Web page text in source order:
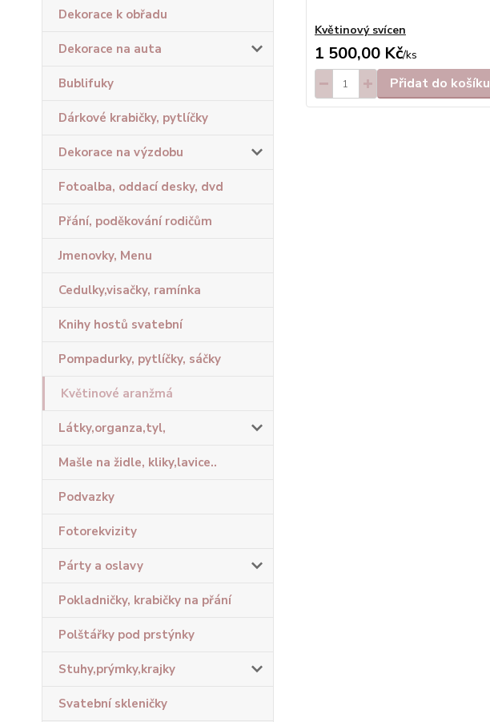
Dekorace k obřadu
Dekorace na auta
Bublifuky
Dárkové krabičky, pytlíčky
Dekorace na výzdobu
Fotoalba, oddací desky, dvd
Přání, poděkování rodičům
Jmenovky, Menu
Cedulky,visačky, ramínka
Knihy hostů svatební
Pompadurky, pytlíčky, sáčky
Květinové aranžmá
Látky,organza,tyl,
Mašle na židle, kliky,lavice..
Podvazky
Fotorekvizity
Párty a oslavy
Pokladničky, krabičky na přání
Polštářky pod prstýnky
Stuhy,prýmky,krajky
Svatební skleničky
Květinový svícen
1 500,00 Kč/ks
Přidat do košíku